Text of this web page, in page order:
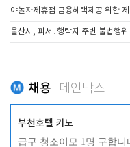
야놀자제휴점 금융혜택제공 위한
울산시, 피서․행락지 주변 불법행
채용 메인박스
부천호텔 키노
급구 청소이모 1명 구합니